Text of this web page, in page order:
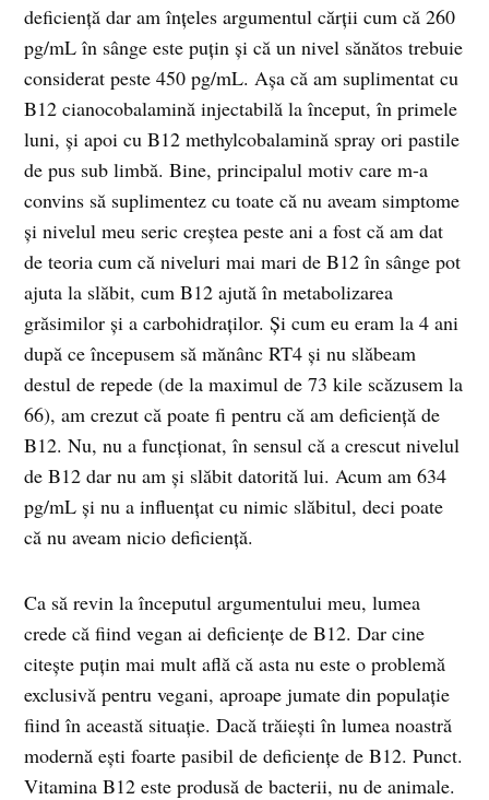
deficiență dar am înțeles argumentul cărții cum că 260
pg/mL în sânge este puțin și că un nivel sănătos trebuie
considerat peste 450 pg/mL. Așa că am suplimentat cu
B12 cianocobalamină injectabilă la început, în primele
luni, și apoi cu B12 methylcobalamină spray ori pastile
de pus sub limbă. Bine, principalul motiv care m-a
convins să suplimentez cu toate că nu aveam simptome
și nivelul meu seric creștea peste ani a fost că am dat
de teoria cum că niveluri mai mari de B12 în sânge pot
ajuta la slăbit, cum B12 ajută în metabolizarea
grăsimilor și a carbohidraților. Și cum eu eram la 4 ani
după ce începusem să mănânc RT4 și nu slăbeam
destul de repede (de la maximul de 73 kile scăzusem la
66), am crezut că poate fi pentru că am deficiență de
B12. Nu, nu a funcționat, în sensul că a crescut nivelul
de B12 dar nu am și slăbit datorită lui. Acum am 634
pg/mL și nu a influențat cu nimic slăbitul, deci poate
că nu aveam nicio deficiență.
Ca să revin la începutul argumentului meu, lumea
crede că fiind vegan ai deficiențe de B12. Dar cine
citește puțin mai mult află că asta nu este o problemă
exclusivă pentru vegani, aproape jumate din populație
fiind în această situație. Dacă trăiești în lumea noastră
modernă ești foarte pasibil de deficiențe de B12. Punct.
Vitamina B12 este produsă de bacterii, nu de animale.